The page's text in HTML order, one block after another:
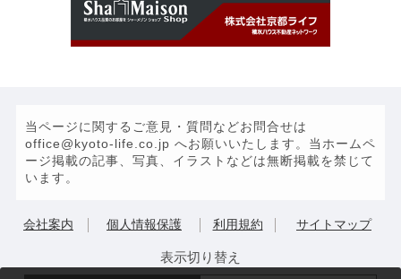
当ページに関するご意見・質問などお問合せは
office@kyoto-life.co.jp へお願いいたします。当ホームペ
ージ掲載の記事、写真、イラストなどは無断掲載を禁じて
います。
会社案内 個人情報保護 利用規約 サイトマップ
表示切り替え